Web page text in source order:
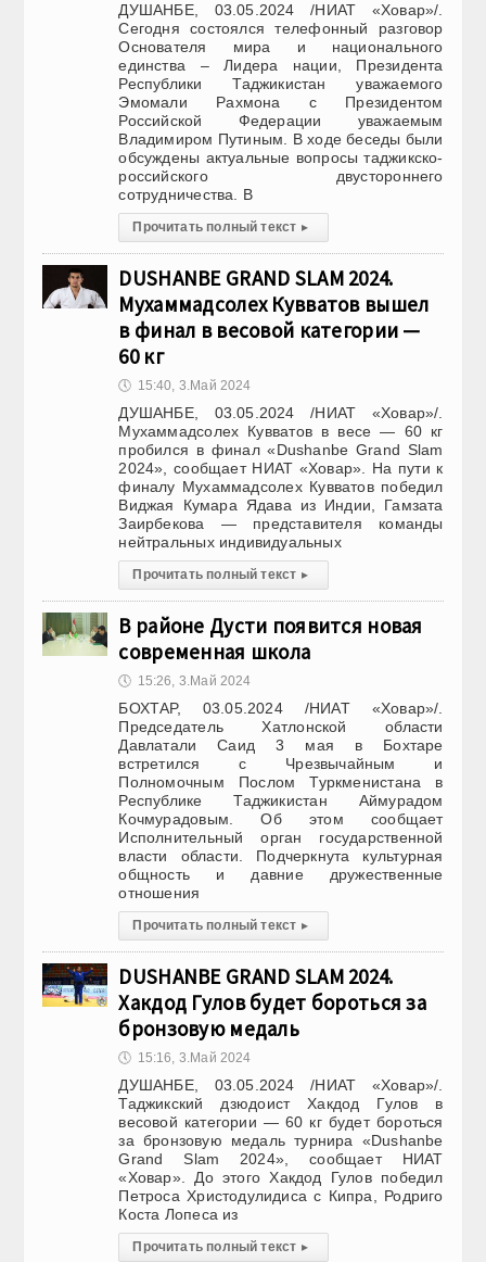
ДУШАНБЕ, 03.05.2024 /НИАТ «Ховар»/.
Сегодня состоялся телефонный разговор
Основателя мира и национального
единства – Лидера нации, Президента
Республики Таджикистан уважаемого
Эмомали Рахмона с Президентом
Российской Федерации уважаемым
Владимиром Путиным. В ходе беседы были
обсуждены актуальные вопросы таджикско-
российского двустороннего
сотрудничества. В
Прочитать полный текст ▸
DUSHANBE GRAND SLAM 2024.
Мухаммадсолех Кувватов вышел
в финал в весовой категории —
60 кг
🕔 15:40, 3.Май 2024
ДУШАНБЕ, 03.05.2024 /НИАТ «Ховар»/.
Мухаммадсолех Кувватов в весе — 60 кг
пробился в финал «Dushanbe Grand Slam
2024», сообщает НИАТ «Ховар». На пути к
финалу Мухаммадсолех Кувватов победил
Виджая Кумара Ядава из Индии, Гамзата
Заирбекова — представителя команды
нейтральных индивидуальных
Прочитать полный текст ▸
В районе Дусти появится новая
современная школа
🕔 15:26, 3.Май 2024
БОХТАР, 03.05.2024 /НИАТ «Ховар»/.
Председатель Хатлонской области
Давлатали Саид 3 мая в Бохтаре
встретился с Чрезвычайным и
Полномочным Послом Туркменистана в
Республике Таджикистан Аймурадом
Кочмурадовым. Об этом сообщает
Исполнительный орган государственной
власти области. Подчеркнута культурная
общность и давние дружественные
отношения
Прочитать полный текст ▸
DUSHANBE GRAND SLAM 2024.
Хакдод Гулов будет бороться за
бронзовую медаль
🕔 15:16, 3.Май 2024
ДУШАНБЕ, 03.05.2024 /НИАТ «Ховар»/.
Таджикский дзюдоист Хакдод Гулов в
весовой категории — 60 кг будет бороться
за бронзовую медаль турнира «Dushanbe
Grand Slam 2024», сообщает НИАТ
«Ховар». До этого Хакдод Гулов победил
Петроса Христодулидиса с Кипра, Родриго
Коста Лопеса из
Прочитать полный текст ▸